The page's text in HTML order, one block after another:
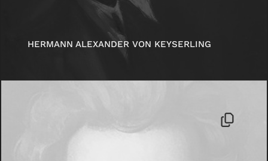
HERMANN ALEXANDER VON KEYSERLING